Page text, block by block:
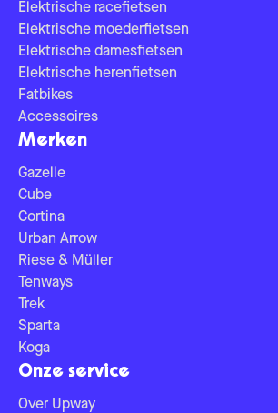
Elektrische racefietsen
Elektrische moederfietsen
Elektrische damesfietsen
Elektrische herenfietsen
Fatbikes
Accessoires
Merken
Gazelle
Cube
Cortina
Urban Arrow
Riese & Müller
Tenways
Trek
Sparta
Koga
Onze service
Over Upway